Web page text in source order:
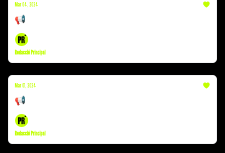
Mar 04, 2024
📢 Eleccions | Successos | Laura Escanes
Redacció Principal
Mar 01, 2024
📢 Successos | Escapades | Susanna Griso
Redacció Principal